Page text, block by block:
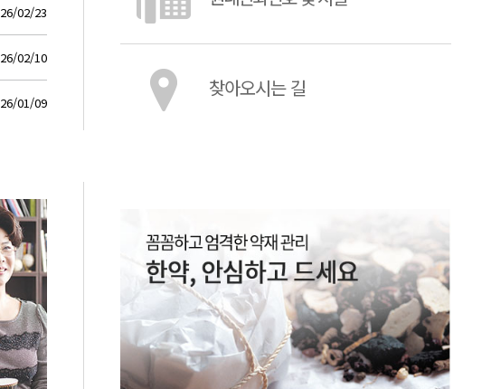
26/02/23
26/02/10
26/01/09
찾아오시는 길